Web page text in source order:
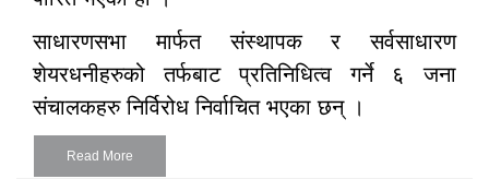
साधारणसभा मार्फत संस्थापक र सर्वसाधारण
शेयरधनीहरुको तर्फबाट प्रतिनिधित्व गर्ने ६ जना
संचालकहरु निर्विरोध निर्वाचित भएका छन् ।
Read More